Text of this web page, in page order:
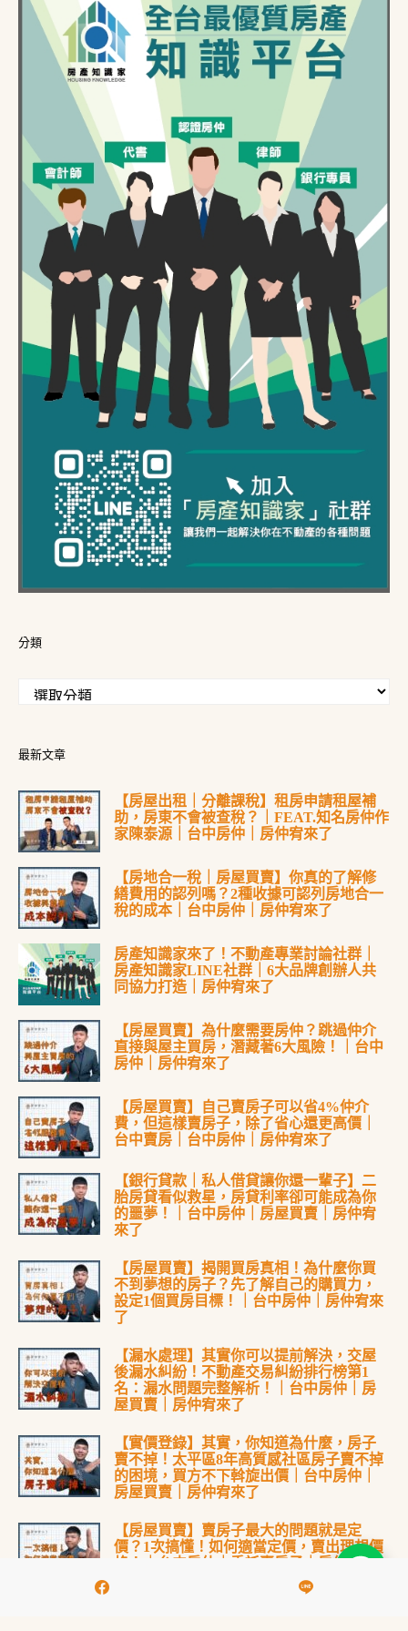
分類
最新文章
【房屋出租｜分離課稅】租房申請租屋補
助，房東不會被查稅？｜FEAT.知名房仲作
家陳泰源｜台中房仲｜房仲宥來了
【房地合一稅｜房屋買賣】你真的了解修
繕費用的認列嗎？2種收據可認列房地合一
稅的成本｜台中房仲｜房仲宥來了
房產知識家來了！不動產專業討論社群｜
房產知識家LINE社群｜6大品牌創辦人共
同協力打造｜房仲宥來了
【房屋買賣】為什麼需要房仲？跳過仲介
直接與屋主買房，潛藏著6大風險！｜台中
房仲｜房仲宥來了
【房屋買賣】自己賣房子可以省4%仲介
費，但這樣賣房子，除了省心還更高價｜
台中賣房｜台中房仲｜房仲宥來了
【銀行貸款｜私人借貸讓你還一輩子】二
胎房貸看似救星，房貸利率卻可能成為你
的噩夢！｜台中房仲｜房屋買賣｜房仲宥
來了
【房屋買賣】揭開買房真相！為什麼你買
不到夢想的房子？先了解自己的購買力，
設定1個買房目標！｜台中房仲｜房仲宥來
了
【漏水處理】其實你可以提前解決，交屋
後漏水糾紛！不動產交易糾紛排行榜第1
名：漏水問題完整解析！｜台中房仲｜房
屋買賣｜房仲宥來了
【實價登錄】其實，你知道為什麼，房子
賣不掉！太平區8年高質感社區房子賣不掉
的困境，買方不下斡旋出價｜台中房仲｜
房屋買賣｜房仲宥來了
【房屋買賣】賣房子最大的問題就是定
價？1次搞懂！如何適當定價，賣出理想價
格！｜台中房仲｜委託賣房子｜房仲宥來